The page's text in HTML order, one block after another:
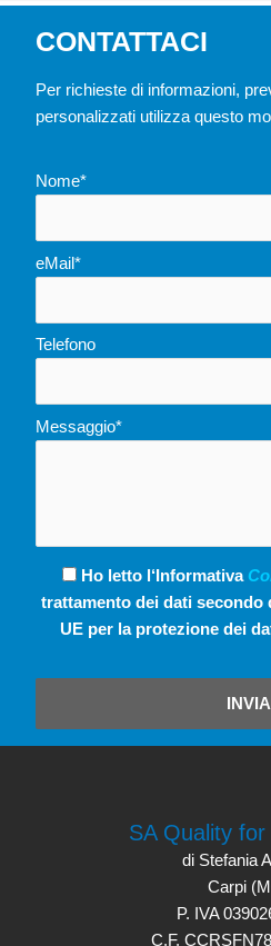
CONTATTACI
Per richieste di informazioni,
personalizzati utilizza questo
Nome*
eMail*
Telefono
Messaggio*
Ho letto l‘Informativa
trattamento dei dati secondo
UE per la protezione dei
INVIA
SA Quality
di Stefania
Carpi
P. IVA
C.F.